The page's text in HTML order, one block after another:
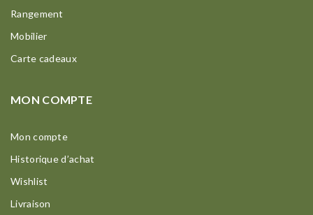
Rangement
Mobilier
Carte cadeaux
MON COMPTE
Mon compte
Historique d’achat
Wishlist
Livraison